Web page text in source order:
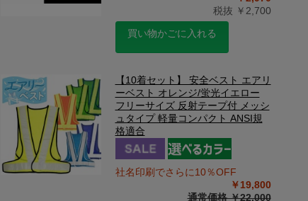
税抜 ￥2,700
買い物かごに入れる
【10着セット】 安全ベスト エアリ
ーベスト オレンジ/蛍光イエロー
フリーサイズ 反射テープ付 メッシ
ュタイプ 軽量コンパクト ANSI規
格適合
社名印刷でさらに10％OFF
￥19,800
通常価格 ￥22,000